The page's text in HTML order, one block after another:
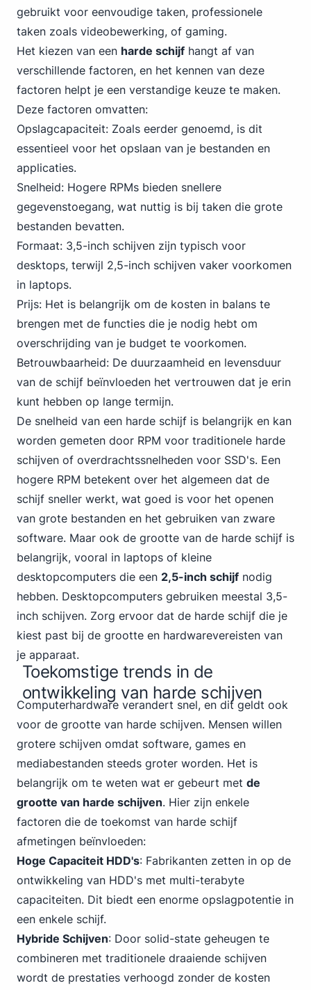
gebruikt voor eenvoudige taken, professionele
taken zoals videobewerking, of gaming.
Het kiezen van een harde schijf hangt af van
verschillende factoren, en het kennen van deze
factoren helpt je een verstandige keuze te maken.
Deze factoren omvatten:
Opslagcapaciteit: Zoals eerder genoemd, is dit
essentieel voor het opslaan van je bestanden en
applicaties.
Snelheid: Hogere RPMs bieden snellere
gegevenstoegang, wat nuttig is bij taken die grote
bestanden bevatten.
Formaat: 3,5-inch schijven zijn typisch voor
desktops, terwijl 2,5-inch schijven vaker voorkomen
in laptops.
Prijs: Het is belangrijk om de kosten in balans te
brengen met de functies die je nodig hebt om
overschrijding van je budget te voorkomen.
Betrouwbaarheid: De duurzaamheid en levensduur
van de schijf beïnvloeden het vertrouwen dat je erin
kunt hebben op lange termijn.
De snelheid van een harde schijf is belangrijk en kan
worden gemeten door RPM voor traditionele harde
schijven of overdrachtssnelheden voor SSD's. Een
hogere RPM betekent over het algemeen dat de
schijf sneller werkt, wat goed is voor het openen
van grote bestanden en het gebruiken van zware
software. Maar ook de grootte van de harde schijf is
belangrijk, vooral in laptops of kleine
desktopcomputers die een 2,5-inch schijf nodig
hebben. Desktopcomputers gebruiken meestal 3,5-
inch schijven. Zorg ervoor dat de harde schijf die je
kiest past bij de grootte en hardwarevereisten van
je apparaat.
Toekomstige trends in de
ontwikkeling van harde schijven
Computerhardware verandert snel, en dit geldt ook
voor de grootte van harde schijven. Mensen willen
grotere schijven omdat software, games en
mediabestanden steeds groter worden. Het is
belangrijk om te weten wat er gebeurt met de
grootte van harde schijven. Hier zijn enkele
factoren die de toekomst van harde schijf
afmetingen beïnvloeden:
Hoge Capaciteit HDD's: Fabrikanten zetten in op de
ontwikkeling van HDD's met multi-terabyte
capaciteiten. Dit biedt een enorme opslagpotentie in
een enkele schijf.
Hybride Schijven: Door solid-state geheugen te
combineren met traditionele draaiende schijven
wordt de prestaties verhoogd zonder de kosten